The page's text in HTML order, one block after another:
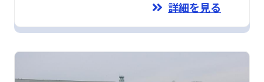
詳細を見る